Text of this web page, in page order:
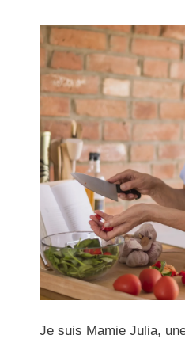
Je suis Mamie Julia,